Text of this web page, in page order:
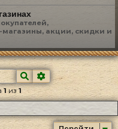
акции, скидки и
Поиск Расширенный
1из1